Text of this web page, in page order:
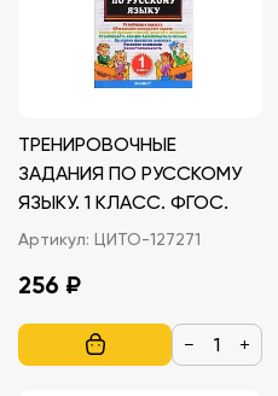
ТРЕНИРОВОЧНЫЕ
ЗАДАНИЯ ПО РУССКОМУ
ЯЗЫКУ. 1 КЛАСС. ФГОС.
Артикул: ЦИТО-127271
256 ₽
− +